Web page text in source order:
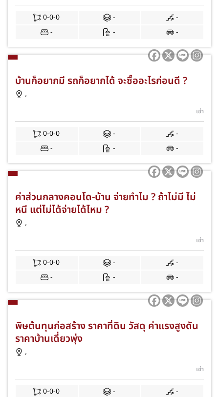
0-0-0 -
-
-
- -
บ้านก็อยากมี รถก็อยากได้ จะซื้ออะไรก่อนดี ?
,
เช่า
0-0-0 -
-
-
- -
ค่าส่วนกลางคอนโด-บ้าน จ่ายทำไม ? ถ้าไม่มี ไม่
หนี แต่ไม่ได้จ่ายได้ไหม ?
,
เช่า
0-0-0 -
-
-
- -
พิษต้นทุนก่อสร้าง ราคาที่ดิน วัสดุ ค่าแรงสูงดัน
ราคาบ้านเดี่ยวพุ่ง
,
เช่า
0-0-0 -
-